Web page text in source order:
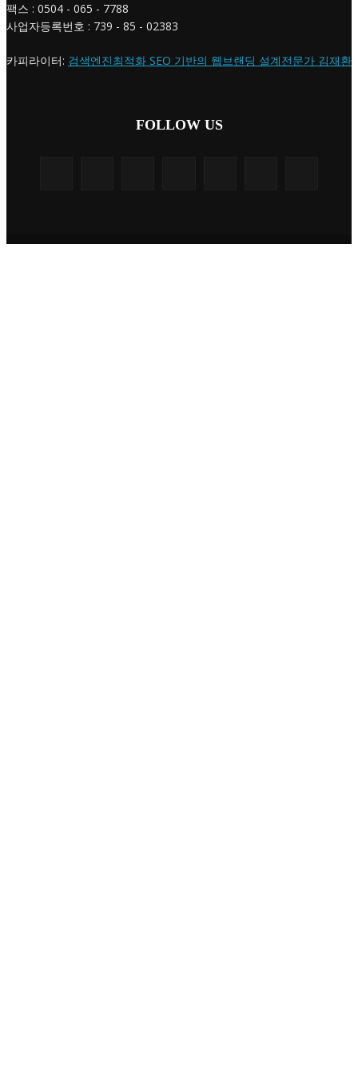
팩스 : 0504 - 065 - 7788
사업자등록번호 : 739 - 85 - 02383
카피라이터: 검색엔진최적화 SEO 기반의 웹브랜딩 설계전문가 김재환
FOLLOW US